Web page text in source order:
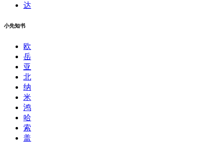
达
小先知书
欧
岳
亚
北
纳
米
鸿
哈
索
盖